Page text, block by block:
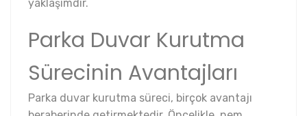
yaklaşımdır.
Parka Duvar Kurutma
Sürecinin Avantajları
Parka duvar kurutma süreci, birçok avantajı